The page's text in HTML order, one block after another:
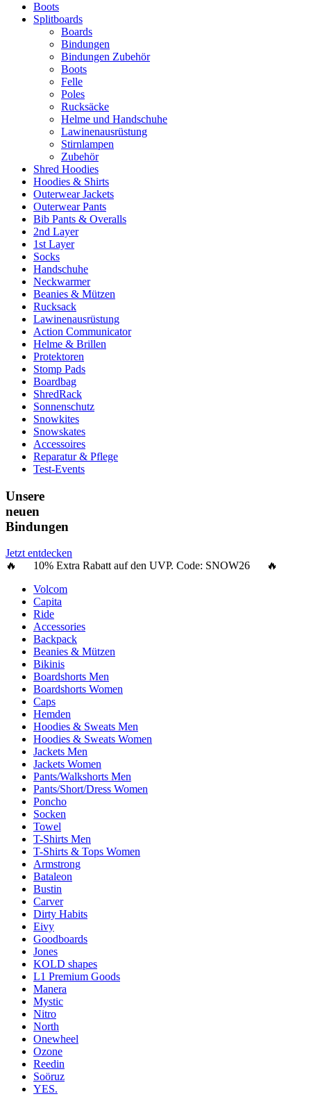
Boots
Splitboards
Boards
Bindungen
Bindungen Zubehör
Boots
Felle
Poles
Rucksäcke
Helme und Handschuhe
Lawinenausrüstung
Stirnlampen
Zubehör
Shred Hoodies
Hoodies & Shirts
Outerwear Jackets
Outerwear Pants
Bib Pants & Overalls
2nd Layer
1st Layer
Socks
Handschuhe
Neckwarmer
Beanies & Mützen
Rucksack
Lawinenausrüstung
Action Communicator
Helme & Brillen
Protektoren
Stomp Pads
Boardbag
ShredRack
Sonnenschutz
Snowkites
Snowskates
Accessoires
Reparatur & Pflege
Test-Events
Unsere
neuen
Bindungen
Jetzt entdecken
🔥 10% Extra Rabatt auf den UVP. Code: SNOW26 🔥
Volcom
Capita
Ride
Accessories
Backpack
Beanies & Mützen
Bikinis
Boardshorts Men
Boardshorts Women
Caps
Hemden
Hoodies & Sweats Men
Hoodies & Sweats Women
Jackets Men
Jackets Women
Pants/Walkshorts Men
Pants/Short/Dress Women
Poncho
Socken
Towel
T-Shirts Men
T-Shirts & Tops Women
Armstrong
Bataleon
Bustin
Carver
Dirty Habits
Eivy
Goodboards
Jones
KOLD shapes
L1 Premium Goods
Manera
Mystic
Nitro
North
Onewheel
Ozone
Reedin
Soöruz
YES.